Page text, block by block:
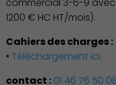
commercial 3-6-9
1200 € HC HT/mois).
Cahiers des charges :
• Téléchargement ici.
contact : 01 46 76 50